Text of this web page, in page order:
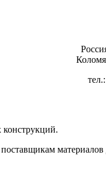
поставщикам материалов